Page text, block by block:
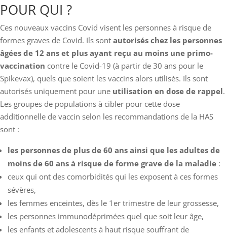
POUR QUI ?
Ces nouveaux vaccins Covid visent les personnes à risque de
formes graves de Covid. Ils sont autorisés chez les personnes
âgées de 12 ans et plus ayant reçu au moins une primo-
vaccination contre le Covid-19 (à partir de 30 ans pour le
Spikevax), quels que soient les vaccins alors utilisés. Ils sont
autorisés uniquement pour une utilisation en dose de rappel.
Les groupes de populations à cibler pour cette dose
additionnelle de vaccin selon les recommandations de la HAS
sont :
les personnes de plus de 60 ans ainsi que les adultes de
moins de 60 ans à risque de forme grave de la maladie :
ceux qui ont des comorbidités qui les exposent à ces formes
sévères,
les femmes enceintes, dès le 1er trimestre de leur grossesse,
les personnes immunodéprimées quel que soit leur âge,
les enfants et adolescents à haut risque souffrant de